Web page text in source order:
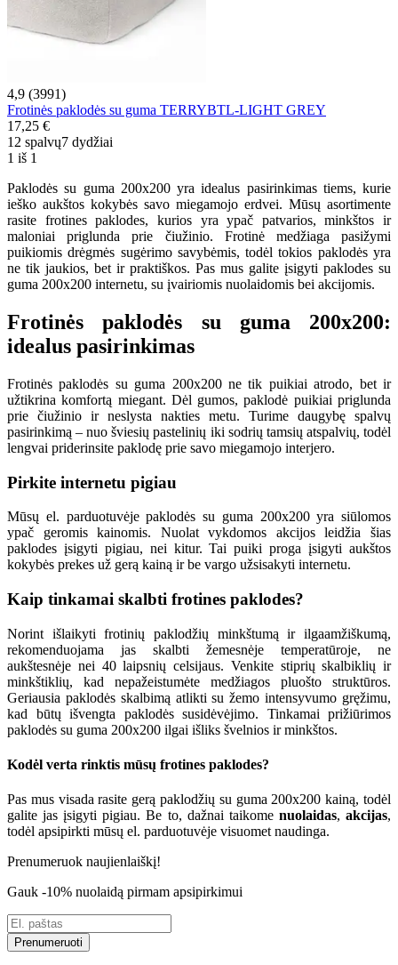
4,9 (3991)
Frotinės paklodės su guma TERRYBTL-LIGHT GREY
17,25 €
12 spalvų7 dydžiai
1 iš 1
Paklodės su guma 200x200 yra idealus pasirinkimas tiems, kurie
ieško aukštos kokybės savo miegamojo erdvei. Mūsų asortimente
rasite frotines paklodes, kurios yra ypač patvarios, minkštos ir
maloniai priglunda prie čiužinio. Frotinė medžiaga pasižymi
puikiomis drėgmės sugėrimo savybėmis, todėl tokios paklodės yra
ne tik jaukios, bet ir praktiškos. Pas mus galite įsigyti paklodes su
guma 200x200 internetu, su įvairiomis nuolaidomis bei akcijomis.
Frotinės paklodės su guma 200x200:
idealus pasirinkimas
Frotinės paklodės su guma 200x200 ne tik puikiai atrodo, bet ir
užtikrina komfortą miegant. Dėl gumos, paklodė puikiai priglunda
prie čiužinio ir neslysta nakties metu. Turime daugybę spalvų
pasirinkimą – nuo šviesių pastelinių iki sodrių tamsių atspalvių, todėl
lengvai priderinsite paklodę prie savo miegamojo interjero.
Pirkite internetu pigiau
Mūsų el. parduotuvėje paklodės su guma 200x200 yra siūlomos
ypač geromis kainomis. Nuolat vykdomos akcijos leidžia šias
paklodes įsigyti pigiau, nei kitur. Tai puiki proga įsigyti aukštos
kokybės prekes už gerą kainą ir be vargo užsisakyti internetu.
Kaip tinkamai skalbti frotines paklodes?
Norint išlaikyti frotinių paklodžių minkštumą ir ilgaamžiškumą,
rekomenduojama jas skalbti žemesnėje temperatūroje, ne
aukštesnėje nei 40 laipsnių celsijaus. Venkite stiprių skalbiklių ir
minkštiklių, kad nepažeistumėte medžiagos pluošto struktūros.
Geriausia paklodės skalbimą atlikti su žemo intensyvumo gręžimu,
kad būtų išvengta paklodės susidėvėjimo. Tinkamai prižiūrimos
paklodės su guma 200x200 ilgai išliks švelnios ir minkštos.
Kodėl verta rinktis mūsų frotines paklodes?
Pas mus visada rasite gerą paklodžių su guma 200x200 kainą, todėl
galite jas įsigyti pigiau. Be to, dažnai taikome nuolaidas,akcijas,
todėl apsipirkti mūsų el. parduotuvėje visuomet naudinga.
Prenumeruok naujienlaiškį!
Gauk -10% nuolaidą pirmam apsipirkimui
Prenumeruoti